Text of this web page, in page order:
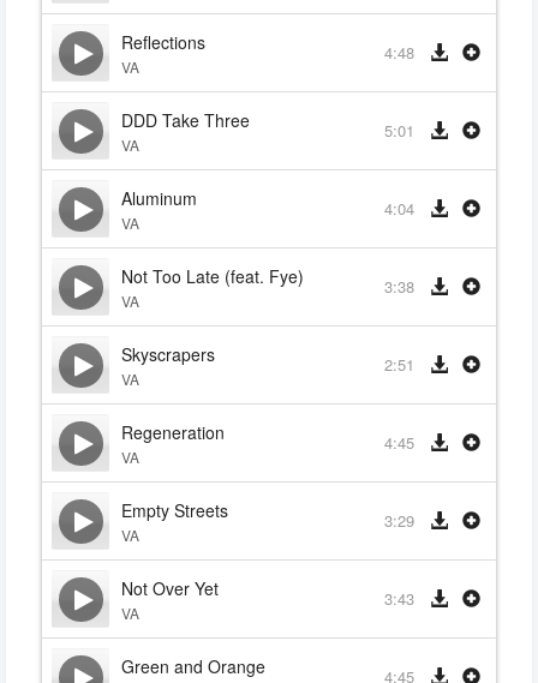
Reflections
VA
4:48
DDD Take Three
VA
5:01
Aluminum
VA
4:04
Not Too Late (feat. Fye)
VA
3:38
Skyscrapers
VA
2:51
Regeneration
VA
4:45
Empty Streets
VA
3:29
Not Over Yet
VA
3:43
Green and Orange 4:45